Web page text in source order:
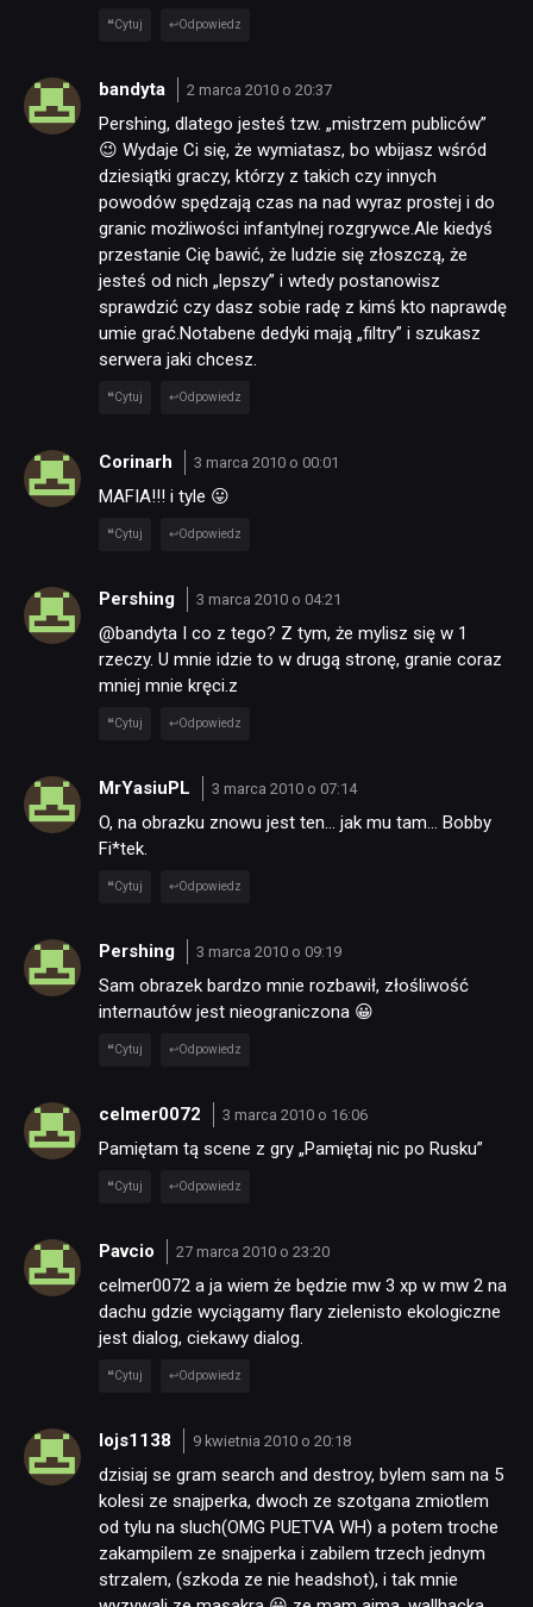
NEWSY
RECENZJE
PUBLICYSTYKA
KULTURA
Cytuj Odpowiedz
bandyta 2 marca 2010 o 20:37
Pershing, dlatego jesteś tzw. „mistrzem publiców”
😉 Wydaje Ci się, że wymiatasz, bo wbijasz wśród
dziesiątki graczy, którzy z takich czy innych
powodów spędzają czas na nad wyraz prostej i do
granic możliwości infantylnej rozgrywce.Ale kiedyś
przestanie Cię bawić, że ludzie się złoszczą, że
jesteś od nich „lepszy” i wtedy postanowisz
sprawdzić czy dasz sobie radę z kimś kto naprawdę
umie grać.Notabene dedyki mają „filtry” i szukasz
serwera jaki chcesz.
Cytuj Odpowiedz
Corinarh 3 marca 2010 o 00:01
MAFIA!!! i tyle 😛
Cytuj Odpowiedz
Pershing 3 marca 2010 o 04:21
@bandyta I co z tego? Z tym, że mylisz się w 1
rzeczy. U mnie idzie to w drugą stronę, granie coraz
mniej mnie kręci.z
Cytuj Odpowiedz
MrYasiuPL 3 marca 2010 o 07:14
O, na obrazku znowu jest ten… jak mu tam… Bobby
Fi*tek.
Cytuj Odpowiedz
Pershing 3 marca 2010 o 09:19
Sam obrazek bardzo mnie rozbawił, złośliwość
internautów jest nieograniczona 😀
Cytuj Odpowiedz
celmer0072 3 marca 2010 o 16:06
Pamiętam tą scene z gry „Pamiętaj nic po Rusku”
Cytuj Odpowiedz
Pavcio 27 marca 2010 o 23:20
celmer0072 a ja wiem że będzie mw 3 xp w mw 2 na
dachu gdzie wyciągamy flary zielenisto ekologiczne
jest dialog, ciekawy dialog.
Cytuj Odpowiedz
lojs1138 9 kwietnia 2010 o 20:18
dzisiaj se gram search and destroy, bylem sam na 5
kolesi ze snajperka, dwoch ze szotgana zmiotlem
od tylu na sluch(OMG PUETVA WH) a potem troche
zakampilem ze snajperka i zabilem trzech jednym
strzalem, (szkoda ze nie headshot), i tak mnie